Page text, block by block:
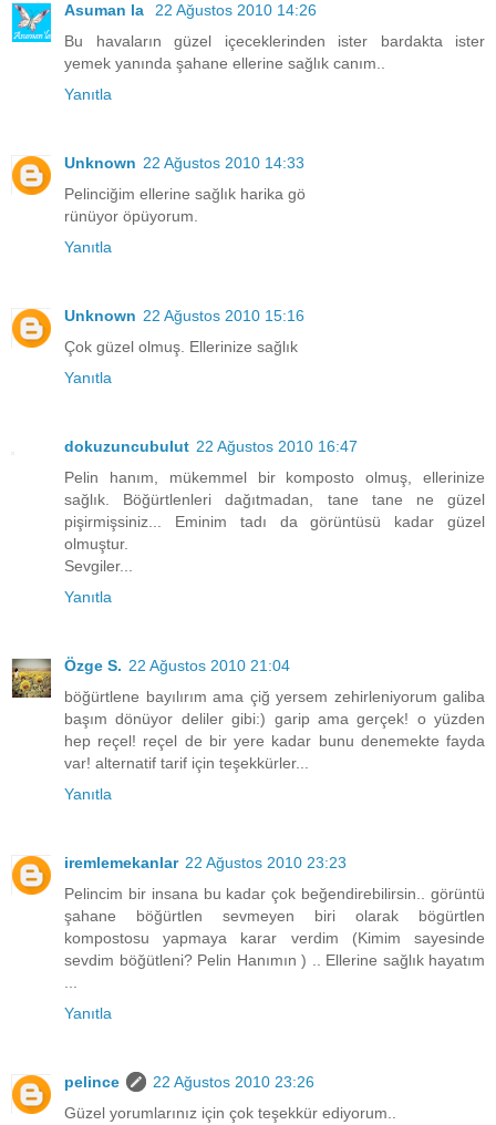
Asuman la
22 Ağustos 2010 14:26
Bu havaların güzel içeceklerinden ister bardakta ister
yemek yanında şahane ellerine sağlık canım..
Yanıtla
Unknown 22 Ağustos 2010 14:33
Pelinciğim ellerine sağlık harika gö
rünüyor öpüyorum.
Yanıtla
Unknown 22 Ağustos 2010 15:16
Çok güzel olmuş. Ellerinize sağlık
Yanıtla
dokuzuncubulut 22 Ağustos 2010 16:47
Pelin hanım, mükemmel bir komposto olmuş, ellerinize
sağlık. Böğürtlenleri dağıtmadan, tane tane ne güzel
pişirmişsiniz... Eminim tadı da görüntüsü kadar güzel
olmuştur.
Sevgiler...
Yanıtla
Özge S. 22 Ağustos 2010 21:04
böğürtlene bayılırım ama çiğ yersem zehirleniyorum galiba
başım dönüyor deliler gibi:) garip ama gerçek! o yüzden
hep reçel! reçel de bir yere kadar bunu denemekte fayda
var! alternatif tarif için teşekkürler...
Yanıtla
iremlemekanlar 22 Ağustos 2010 23:23
Pelincim bir insana bu kadar çok beğendirebilirsin.. görüntü
şahane böğürtlen sevmeyen biri olarak bögürtlen
kompostosu yapmaya karar verdim (Kimim sayesinde
sevdim böğütleni? Pelin Hanımın ) .. Ellerine sağlık hayatım
Yanıtla
pelince
22 Ağustos 2010 23:26
Güzel yorumlarınız için çok teşekkür ediyorum..